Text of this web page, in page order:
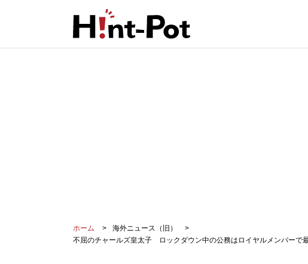
ホーム
海外ニュース（旧）
不屈のチャールズ皇太子 ロックダウン中の公務はロイヤルメンバーで